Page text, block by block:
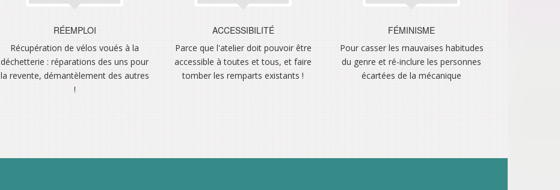
RÉEMPLOI
Récupération de vélos voués à la
déchetterie : réparations des uns pour
la revente, démantèlement des autres
!
ACCESSIBILITÉ
Parce que l'atelier doit pouvoir être
accessible à toutes et tous, et faire
tomber les remparts existants !
FÉMINISME
Pour casser les mauvaises habitudes
du genre et ré-inclure les personnes
écartées de la mécanique